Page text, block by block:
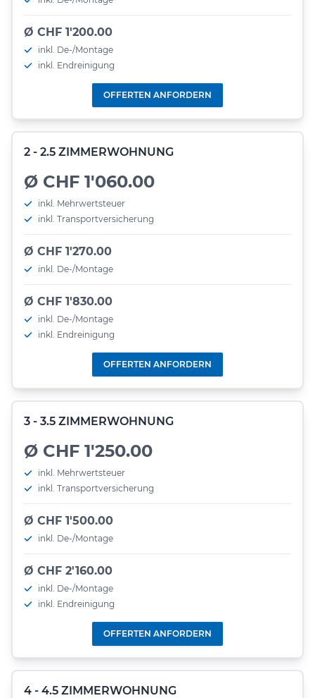
Ø CHF 1'200.00
inkl. De-/Montage
inkl. Endreinigung
OFFERTEN ANFORDERN
2 - 2.5 ZIMMERWOHNUNG
Ø CHF 1'060.00
inkl. Mehrwertsteuer
inkl. Transportversicherung
Ø CHF 1'270.00
inkl. De-/Montage
Ø CHF 1'830.00
inkl. De-/Montage
inkl. Endreinigung
OFFERTEN ANFORDERN
3 - 3.5 ZIMMERWOHNUNG
Ø CHF 1'250.00
inkl. Mehrwertsteuer
inkl. Transportversicherung
Ø CHF 1'500.00
inkl. De-/Montage
Ø CHF 2'160.00
inkl. De-/Montage
inkl. Endreinigung
OFFERTEN ANFORDERN
4 - 4.5 ZIMMERWOHNUNG